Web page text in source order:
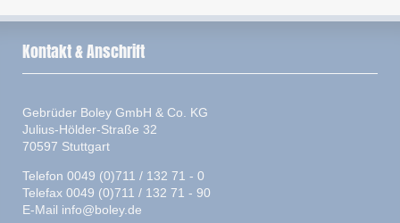
Kontakt & Anschrift
Gebrüder Boley GmbH & Co. KG
Julius-Hölder-Straße 32
70597 Stuttgart
Telefon 0049 (0)711 / 132 71 - 0
Telefax 0049 (0)711 / 132 71 - 90
E-Mail info@boley.de